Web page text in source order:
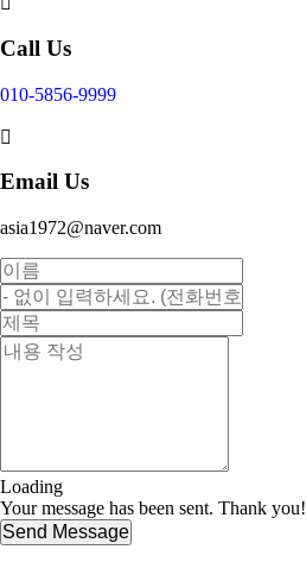
Call Us
010-5856-9999
Email Us
asia1972@naver.com
Loading
Your message has been sent. Thank you!
Send Message